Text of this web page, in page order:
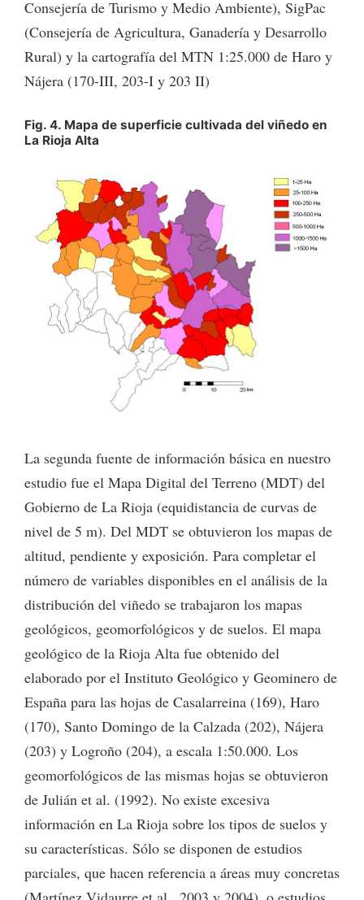
Consejería de Turismo y Medio Ambiente), SigPac
(Consejería de Agricultura, Ganadería y Desarrollo
Rural) y la cartografía del MTN 1:25.000 de Haro y
Nájera (170-III, 203-I y 203 II)
Fig. 4. Mapa de superficie cultivada del viñedo en
La Rioja Alta
La segunda fuente de información básica en nuestro
estudio fue el Mapa Digital del Terreno (MDT) del
Gobierno de La Rioja (equidistancia de curvas de
nivel de 5 m). Del MDT se obtuvieron los mapas de
altitud, pendiente y exposición. Para completar el
número de variables disponibles en el análisis de la
distribución del viñedo se trabajaron los mapas
geológicos, geomorfológicos y de suelos. El mapa
geológico de la Rioja Alta fue obtenido del
elaborado por el Instituto Geológico y Geominero de
España para las hojas de Casalarreina (169), Haro
(170), Santo Domingo de la Calzada (202), Nájera
(203) y Logroño (204), a escala 1:50.000. Los
geomorfológicos de las mismas hojas se obtuvieron
de Julián et al. (1992). No existe excesiva
información en La Rioja sobre los tipos de suelos y
su características. Sólo se disponen de estudios
parciales, que hacen referencia a áreas muy concretas